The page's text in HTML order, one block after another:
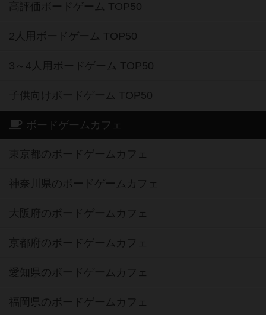
高評価ボードゲーム TOP50
2人用ボードゲーム TOP50
3～4人用ボードゲーム TOP50
子供向けボードゲーム TOP50
ボードゲームカフェ
東京都のボードゲームカフェ
神奈川県のボードゲームカフェ
大阪府のボードゲームカフェ
京都府のボードゲームカフェ
愛知県のボードゲームカフェ
福岡県のボードゲームカフェ